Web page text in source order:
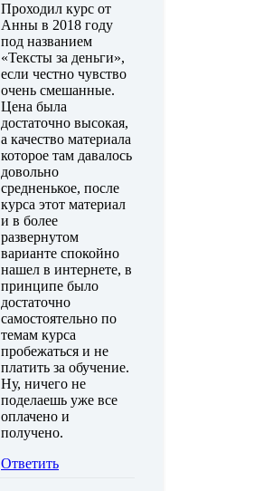
Проходил курс от
Анны в 2018 году
под названием
«Тексты за деньги»,
если честно чувство
очень смешанные.
Цена была
достаточно высокая,
а качество материала
которое там давалось
довольно
средненькое, после
курса этот материал
и в более
развернутом
варианте спокойно
нашел в интернете, в
принципе было
достаточно
самостоятельно по
темам курса
пробежаться и не
платить за обучение.
Ну, ничего не
поделаешь уже все
оплачено и
получено.
Ответить